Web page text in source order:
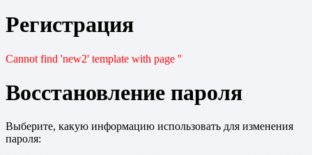
Регистрация
Cannot find 'new2' template with page ''
Восстановление пароля
Выберите, какую информацию использовать для изменения
пароля: